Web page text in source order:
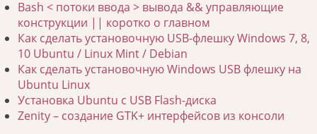
Bash < потоки ввода > вывода && управляющие
конструкции || коротко о главном
Как сделать установочную USB-флешку Windows 7, 8,
10 Ubuntu / Linux Mint / Debian
Как сделать установочную Windows USB флешку на
Ubuntu Linux
Установка Ubuntu с USB Flash-диска
Zenity – создание GTK+ интерфейсов из консоли